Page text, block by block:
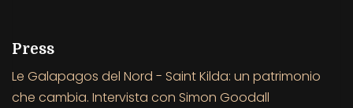
Press
Le Galapagos del Nord - Saint Kilda: un patrimonio
che cambia. Intervista con Simon Goodall